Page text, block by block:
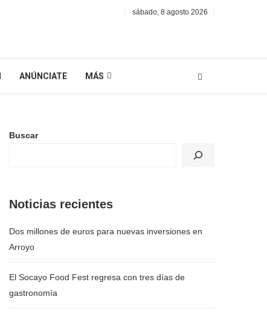
sábado, 8 agosto 2026
ANÚNCIATE MÁS
Buscar
Noticias recientes
Dos millones de euros para nuevas inversiones en
Arroyo
El Socayo Food Fest regresa con tres días de
gastronomía